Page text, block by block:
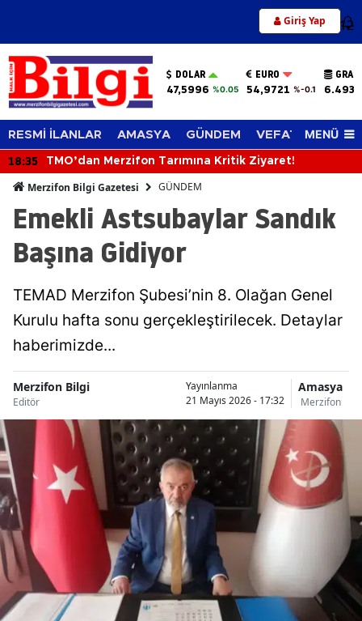
Giriş Yap 12
DOLAR
47,5996 %0.05
EURO
54,9721 %-0.1
RESMİ İLANLAR AMASYA GÜNDEM VEFAT EDENLER
MENÜ
18:35 TMO’dan Merzifon Tarımına Kritik Ziyaret!
Merzifon Bilgi Gazetesi GÜNDEM
Emekli Astsubaylar Sandık
Başına Gidiyor
TEMAD Merzifon Şubesi’nin 8. Olağan Genel
Kurulu hafta sonu gerçekleştirilecek. Detaylar
haberimizde...
Merzifon Bilgi
Editör
Yayınlanma
21 Mayıs 2026 - 17:32
Amasya
Merzifon